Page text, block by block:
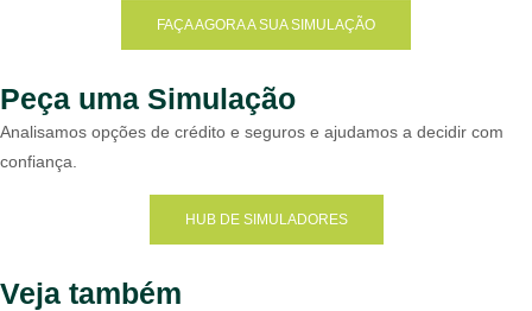
FAÇA AGORA A SUA SIMULAÇÃO
Peça uma Simulação
Analisamos opções de crédito e seguros e ajudamos a decidir com
confiança.
HUB DE SIMULADORES
Veja também